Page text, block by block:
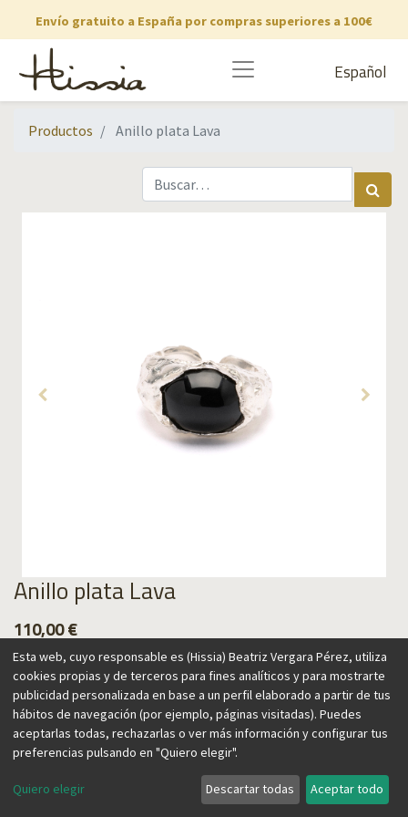
Envío gratuito a España por compras superiores a 100€
Español
Productos Anillo plata Lava
Anillo plata Lava
110,00€
Agregar al carrito
Anillo inspirado en la textura de la lava, recordando el origen
Esta web, cuyo responsable es (Hissia) Beatriz Vergara Pérez, utiliza
cookies propias y de terceros para fines analíticos y para mostrarte
publicidad personalizada en base a un perfil elaborado a partir de tus
hábitos de navegación (por ejemplo, páginas visitadas). Puedes
aceptarlas todas, rechazarlas o ver más información y configurar tus
preferencias pulsando en "Quiero elegir".
Quiero elegir Descartar todas Aceptar todo